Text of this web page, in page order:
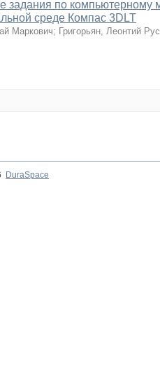
задания по компьютерному
среде Компас 3DLT
Маркович; Григорьян, Леонтий
DuraSpace